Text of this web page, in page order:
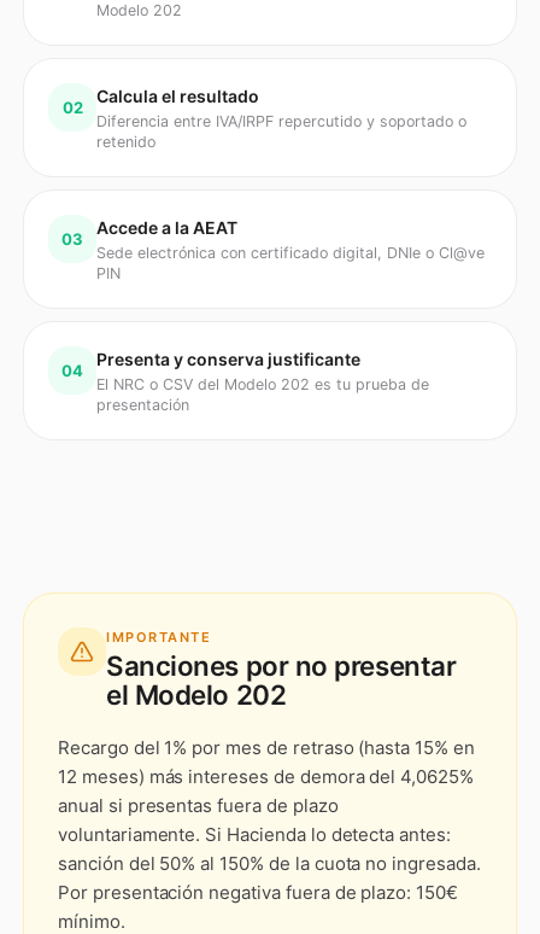
Modelo 202
02
Calcula el resultado
Diferencia entre IVA/IRPF repercutido y soportado o
retenido
03
Accede a la AEAT
Sede electrónica con certificado digital, DNIe o Cl@ve
PIN
04
Presenta y conserva justificante
El NRC o CSV del Modelo 202 es tu prueba de
presentación
IMPORTANTE
Sanciones por no presentar
el Modelo 202
Recargo del 1% por mes de retraso (hasta 15% en
12 meses) más intereses de demora del 4,0625%
anual si presentas fuera de plazo
voluntariamente. Si Hacienda lo detecta antes:
sanción del 50% al 150% de la cuota no ingresada.
Por presentación negativa fuera de plazo: 150€
mínimo.